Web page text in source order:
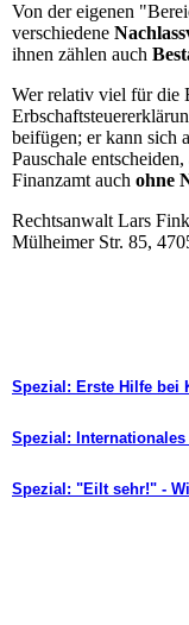
Von der eigenen
verschiedene
ihnen zählen auch
Wer relativ viel für die
beifügen; er kann sich
Pauschale
Finanzamt auch ohne
Rechtsanwalt Lars
Mülheimer Str. 85,
Spezial: Erste Hilfe bei
Spezial:
Spezial: "Eilt sehr!" -